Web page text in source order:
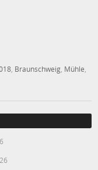
Braunschweig Mühle